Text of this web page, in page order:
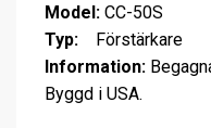
Model: CC-50S
Typ: Förstärkare
Information:
Byggd i USA.